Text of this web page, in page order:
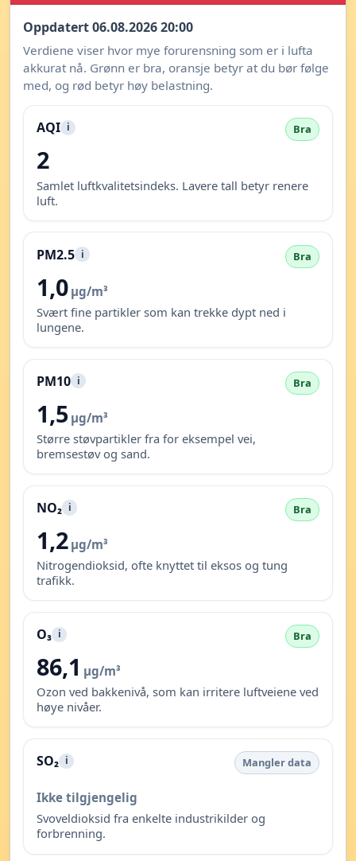
Oppdatert 06.08.2026 20:00
Verdiene viser hvor mye forurensning som er i lufta
akkurat nå. Grønn er bra, oransje betyr at du bør følge
med, og rød betyr høy belastning.
AQI i Bra
2
Samlet luftkvalitetsindeks. Lavere tall betyr renere
luft.
PM2.5 i Bra
1,0 µg/m³
Svært fine partikler som kan trekke dypt ned i
lungene.
PM10 i Bra
1,5 µg/m³
Større støvpartikler fra for eksempel vei,
bremsestøv og sand.
NO₂ i Bra
1,2 µg/m³
Nitrogendioksid, ofte knyttet til eksos og tung
trafikk.
O₃ i Bra
86,1 µg/m³
Ozon ved bakkenivå, som kan irritere luftveiene ved
høye nivåer.
SO₂ i Mangler data
Ikke tilgjengelig
Svoveldioksid fra enkelte industrikilder og
forbrenning.